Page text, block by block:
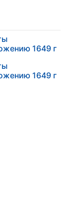
1649 г
1649 г